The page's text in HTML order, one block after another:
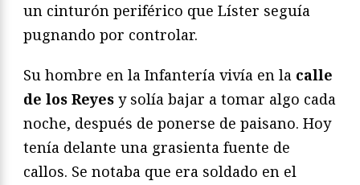
un cinturón periférico que Líster seguía
pugnando por controlar.
Su hombre en la Infantería vivía en la calle
de los Reyes y solía bajar a tomar algo cada
noche, después de ponerse de paisano. Hoy
tenía delante una grasienta fuente de
callos. Se notaba que era soldado en el